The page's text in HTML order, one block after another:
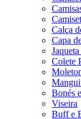
Calça
Capa
Colete
Bonés
Viseira
Buff e